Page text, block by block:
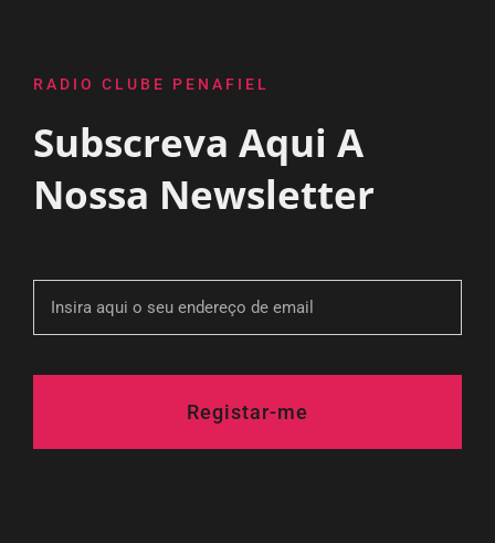
RADIO CLUBE PENAFIEL
Subscreva Aqui A
Nossa Newsletter
Registar-me